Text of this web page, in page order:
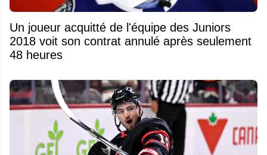
Un joueur acquitté de l'équipe des Juniors
2018 voit son contrat annulé après seulement
48 heures